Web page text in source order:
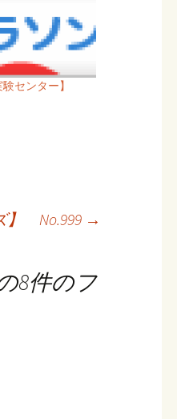
験センター】
】 No.999 →
8件のフ